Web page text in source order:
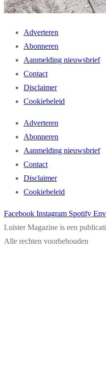
Adverteren
Abonneren
Aanmelding nieuwsbrief
Contact
Disclaimer
Cookiebeleid
Adverteren
Abonneren
Aanmelding nieuwsbrief
Contact
Disclaimer
Cookiebeleid
Facebook Instagram Spotify
Luister Magazine is een
Alle rechten voorbehouden